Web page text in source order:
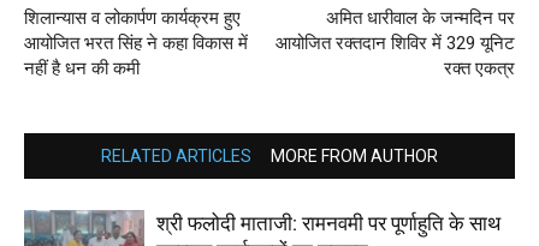
शिलान्यास व लोकार्पण कार्यक्रम हुए
आयोजित भरत सिंह ने कहा विकास में
नहीं है धन की कमी
अमित धारीवाल के जन्मदिन पर
आयोजित रक्तदान शिविर में 329 यूनिट
रक्त एकत्र
RELATED ARTICLES MORE FROM AUTHOR
श्री फलोदी माताजी: रामनवमी पर पूर्णाहुति के साथ